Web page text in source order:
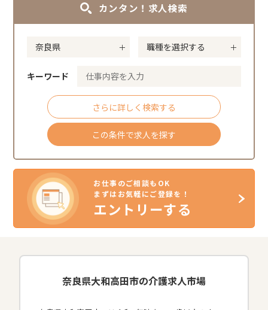
カンタン！求人検索
キーワード
さらに詳しく検索する
この条件で求人を探す
お仕事のご相談もOK
まずはお気軽にご登録を！
エントリーする
奈良県大和高田市の介護求人市場